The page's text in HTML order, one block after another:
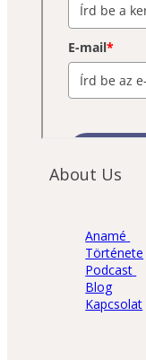
About Us
Anamé
Története
Podcast
Blog
Kapcsolat